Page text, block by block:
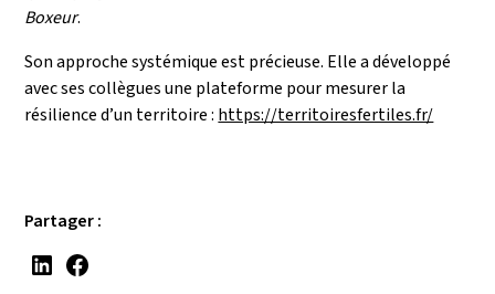
Boxeur.
Son approche systémique est précieuse. Elle a développé
avec ses collègues une plateforme pour mesurer la
résilience d’un territoire : https://territoiresfertiles.fr/
Partager :